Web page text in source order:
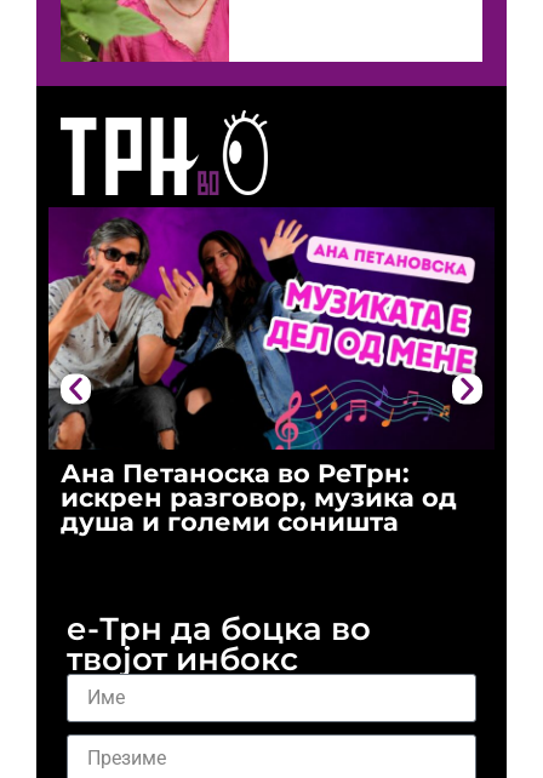
Ана Петаноска во РеТрн:
искрен разговор, музика од
душа и големи соништа
е-Трн да боцка во
твојот инбокс